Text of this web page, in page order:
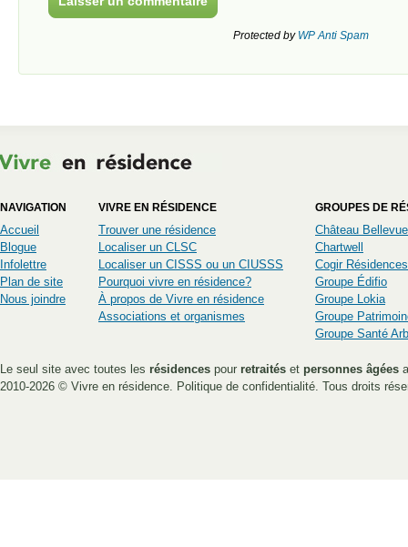
Protected by WP Anti Spam
NAVIGATION
Accueil
Blogue
Infolettre
Plan de site
Nous joindre
VIVRE EN RÉSIDENCE
Trouver une résidence
Localiser un CLSC
Localiser un CISSS ou un CIUSSS
Pourquoi vivre en résidence?
À propos de Vivre en résidence
Associations et organismes
GROUPES DE
Château Bellevue
Chartwell
Cogir Résidences
Groupe Édifio
Groupe Lokia
Groupe
Groupe Santé
Le seul site avec toutes les résidences pour retraités et personnes âgées
2010-2026 © Vivre en résidence. Politique de confidentialité. Tous droits